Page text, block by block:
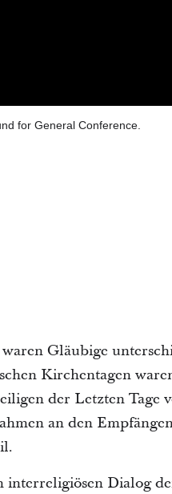
for General Conference.
Gläubige
Kirchentagen
der Letzten Tage
an den
interreligiösen Dialog